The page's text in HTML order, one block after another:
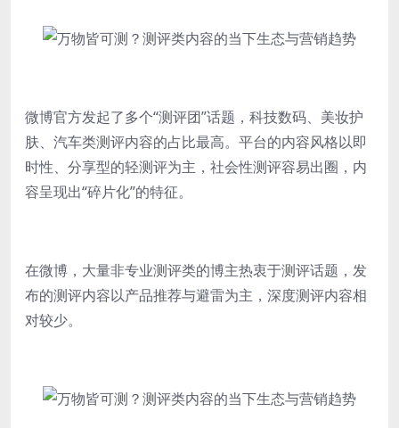
微博官方发起了多个“测评团”话题，科技数码、美妆护
肤、汽车类测评内容的占比最高。平台的内容风格以即
时性、分享型的轻测评为主，社会性测评容易出圈，内
容呈现出“碎片化”的特征。
在微博，大量非专业测评类的博主热衷于测评话题，发
布的测评内容以产品推荐与避雷为主，深度测评内容相
对较少。